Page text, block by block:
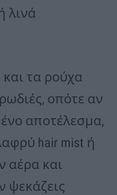
λινά
τα ρούχα
οπότε αν
αποτέλεσμα,
hair mist ή
αέρα και
ψεκάζεις